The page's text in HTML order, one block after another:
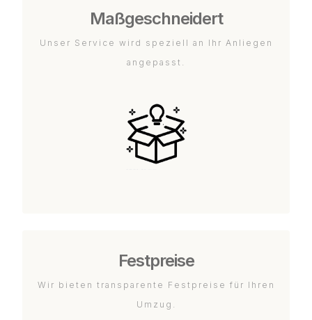
Maßgeschneidert
Unser Service wird speziell an Ihr Anliegen
angepasst.
Festpreise
Wir bieten transparente Festpreise für Ihren
Umzug.